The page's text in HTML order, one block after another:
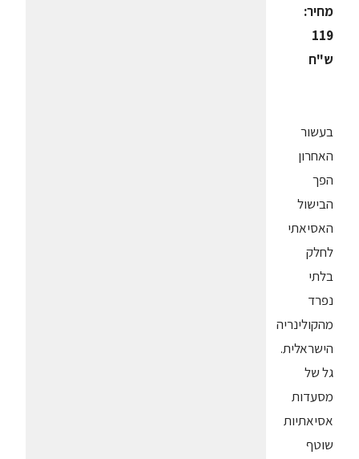
מחיר:
119
ש"ח
בעשור
האחרון
הפך
הבישול
האסיאתי
לחלק
בלתי
נפרד
מהקולינריה
הישראלית.
גל של
מסעדות
אסיאתיות
שוטף